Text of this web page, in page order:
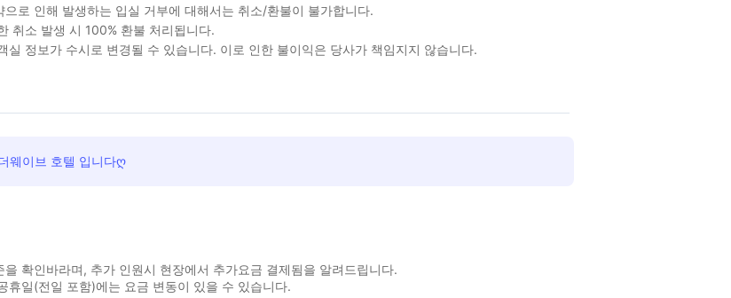
으로 인해 발생하는 입실 거부에 대해서는 취소/환불이 불가합니다.
취소 발생 시 100% 환불 처리됩니다.
실 정보가 수시로 변경될 수 있습니다. 이로 인한 불이익은 당사가 책임지지 않습니다.
웨이브 호텔 입니다ღ
을 확인바라며, 추가 인원시 현장에서 추가요금 결제됨을 알려드립니다.
휴일(전일 포함)에는 요금 변동이 있을 수 있습니다.